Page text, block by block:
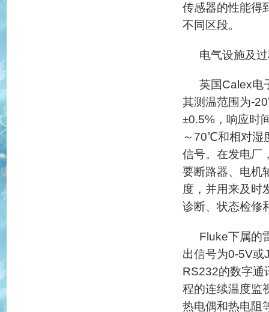
传感器的性能得
不同区段。
电气设施及
英国Calex电
其测温范围为-
±0.5%，响应时
～70℃和相对湿
信号。在发电厂
要断路器、电机
度，并用来及时
诊断、状态检修
Fluke下属的
出信号为0-5V或
RS232的数字通
程的连续温度监
热电偶和热电阻